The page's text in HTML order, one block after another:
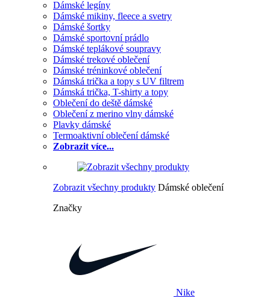
Dámské legíny
Dámské mikiny, fleece a svetry
Dámské šortky
Dámské sportovní prádlo
Dámské teplákové soupravy
Dámské trekové oblečení
Dámské tréninkové oblečení
Dámská trička a topy s UV filtrem
Dámská trička, T-shirty a topy
Oblečení do deště dámské
Oblečení z merino vlny dámské
Plavky dámské
Termoaktivní oblečení dámské
Zobrazit více...
Zobrazit všechny produkty Dámské oblečení
Značky
Nike